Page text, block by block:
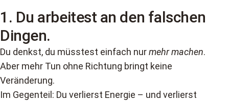
1. Du arbeitest an den falschen
Dingen.
Du denkst, du müsstest einfach nurmehr machen.
Aber mehr Tun ohne Richtung bringt keine
Veränderung.
Im Gegenteil: Du verlierst Energie – und verlierst